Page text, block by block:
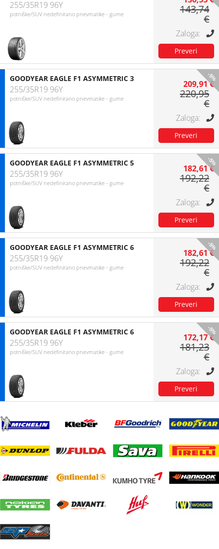
255/35R19 96Y
potniške/SUV nedefinirano pnevmatike - gume 143,74
€
-5%
GOODYEAR EAGLE F1 ASYMMETRIC 3
255/35R19 96Y
potniške/SUV nedefinirano pnevmatike - gume
209,91 €
220,95
€
-5%
GOODYEAR EAGLE F1 ASYMMETRIC 5
255/35R19 96Y
potniške/SUV nedefinirano pnevmatike - gume
182,61 €
192,22
€
-5%
GOODYEAR EAGLE F1 ASYMMETRIC 6
255/35R19 96Y
potniške/SUV nedefinirano pnevmatike - gume
182,61 €
192,22
€
-5%
GOODYEAR EAGLE F1 ASYMMETRIC 6
255/35R19 96Y
potniške/SUV nedefinirano pnevmatike - gume
172,17 €
181,23
€